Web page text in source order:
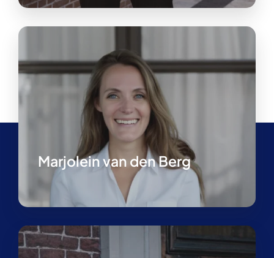
Marjolein van den Berg